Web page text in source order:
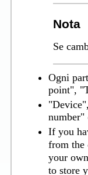
Nota
Se
Ogni
point",
number"
If you
from the
your
to store